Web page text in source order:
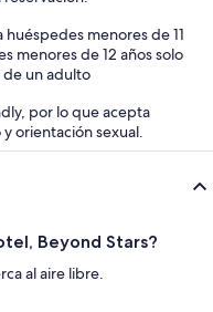
menores de 11
menores de 12 años solo
de un adulto
por lo que acepta
orientación sexual.
Beyond Stars?
al aire libre.